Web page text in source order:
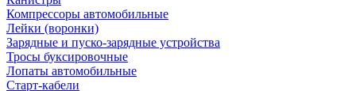
Компрессоры автомобильные
Лейки (воронки)
Зарядные и пуско-зарядные устройства
Тросы буксировочные
Лопаты автомобильные
Старт-кабели